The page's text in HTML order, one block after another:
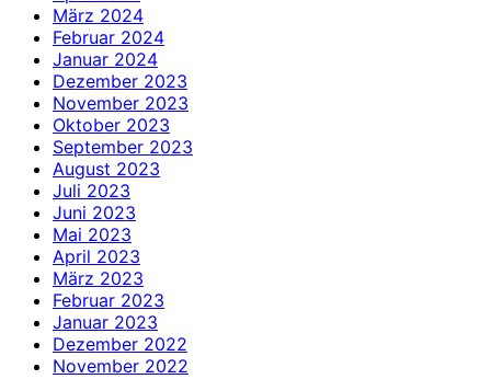
März 2024
Februar 2024
Januar 2024
Dezember 2023
November 2023
Oktober 2023
September 2023
August 2023
Juli 2023
Juni 2023
Mai 2023
April 2023
März 2023
Februar 2023
Januar 2023
Dezember 2022
November 2022